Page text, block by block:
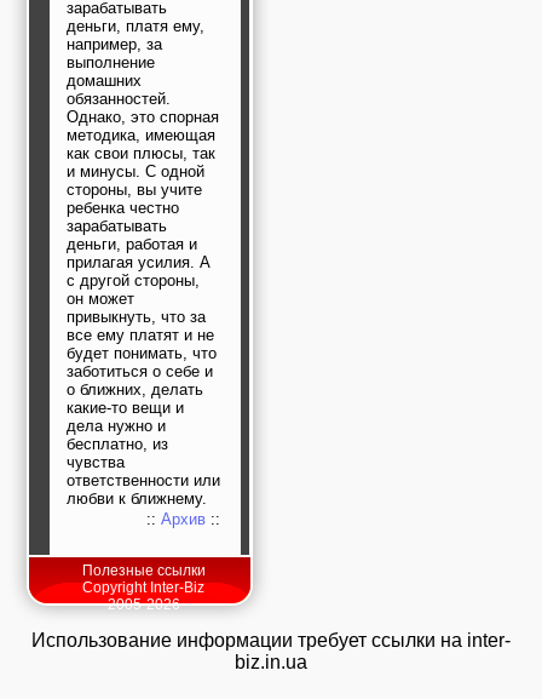
зарабатывать
деньги, платя ему,
например, за
выполнение
домашних
обязанностей.
Однако, это спорная
методика, имеющая
как свои плюсы, так
и минусы. С одной
стороны, вы учите
ребенка честно
зарабатывать
деньги, работая и
прилагая усилия. А
с другой стороны,
он может
привыкнуть, что за
все ему платят и не
будет понимать, что
заботиться о себе и
о ближних, делать
какие-то вещи и
дела нужно и
бесплатно, из
чувства
ответственности или
любви к ближнему.
:: Архив ::
Полезные ссылки
Copyright Inter-Biz
2005-2026
Использование информации требует ссылки на inter-
biz.in.ua